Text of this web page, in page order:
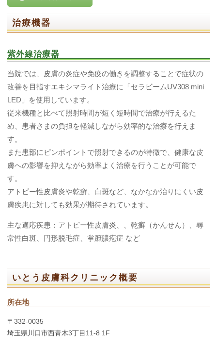
治療機器
紫外線治療器
当院では、皮膚の炎症や免疫の働きを調整することで症状の
改善を目指すエキシマライト治療に「セラビームUV308 mini
LED」を使用しています。
従来機種と比べて照射時間が短く短時間で治療が行えるた
め、患者さまの負担を軽減しながら効率的な治療を行えま
す。
また患部にピンポイントで照射できるのが特徴で、健康な皮
膚への影響を抑えながら効率よく治療を行うことが可能で
す。
アトピー性皮膚炎や乾癬、白斑など、なかなか治りにくい皮
膚疾患に対しても効果が期待されています。
主な適応疾患：アトピー性皮膚炎、、乾癬（かんせん）、尋
常性白斑、円形脱毛症、掌蹠膿疱症 など
いとう皮膚科クリニック概要
所在地
〒332-0035
埼玉県川口市西青木3丁目11-8 1F